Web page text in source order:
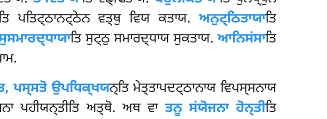
ਪਤਿਟ੍ਠਾਨਟ੍ਠੇਨ ਵਤ੍ਥੁ ਵਿਯ ਕਤਾਯ.ਅਨੁਟ੍ਠਿਤਾਯਾਤਿ
ਤਿ ਸੁਟ੍ਠੁ ਸਮਾਰਦ੍ਧਾਯ ਸੁਕਤਾਯ.ਆਨਿਸਂਸਾਤਿ
ਪਸ੍ਸਤੋ ਉਪਧਿਕ੍ਖਯਨ੍ਤਿ ਮੇਤ੍ਤਾਪਦਟ੍ਠਾਨਾਯ ਵਿਪਸ੍ਸਨਾਯ
ਪਹੀਯਨ੍ਤੀਤਿ ਅਤ੍ਥੋ. ਅਥ ਵਾਤਨੂ ਸਂਯੋਜਨਾ ਹੋਨ੍ਤੀਤਿ